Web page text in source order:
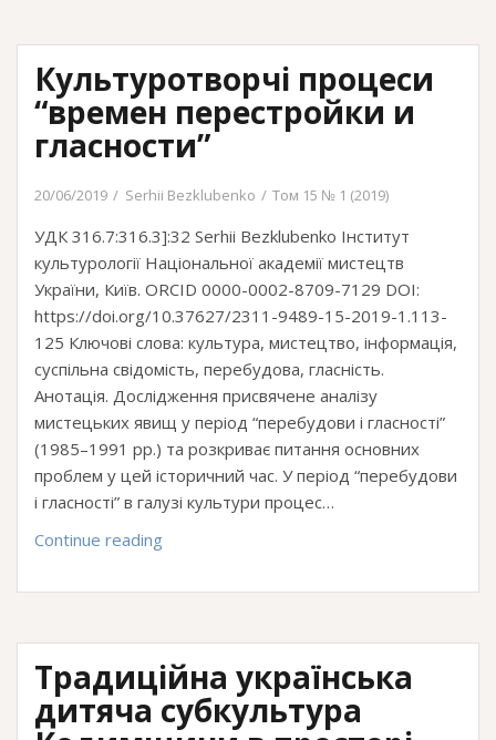
Культуротворчі процеси
“времен перестройки и
гласности”
20/06/2019 Serhii Bezklubenko Том 15 № 1 (2019)
УДК 316.7:316.3]:32 Serhii Bezklubenko Інститут
культурології Національної академії мистецтв
України, Київ. ОRCID 0000-0002-8709-7129 DOI:
https://doi.org/10.37627/2311-9489-15-2019-1.113-
125 Ключові слова: культура, мистецтво, інформація,
суспільна свідомість, перебудова, гласність.
Анотація. Дослідження присвячене аналізу
мистецьких явищ у період “перебудови і гласності”
(1985–1991 рр.) та розкриває питання основних
проблем у цей історичний час. У період “перебудови
і гласності” в галузі культури процес…
Continue reading
“времен
и
гласности”
Традиційна українська
дитяча субкультура